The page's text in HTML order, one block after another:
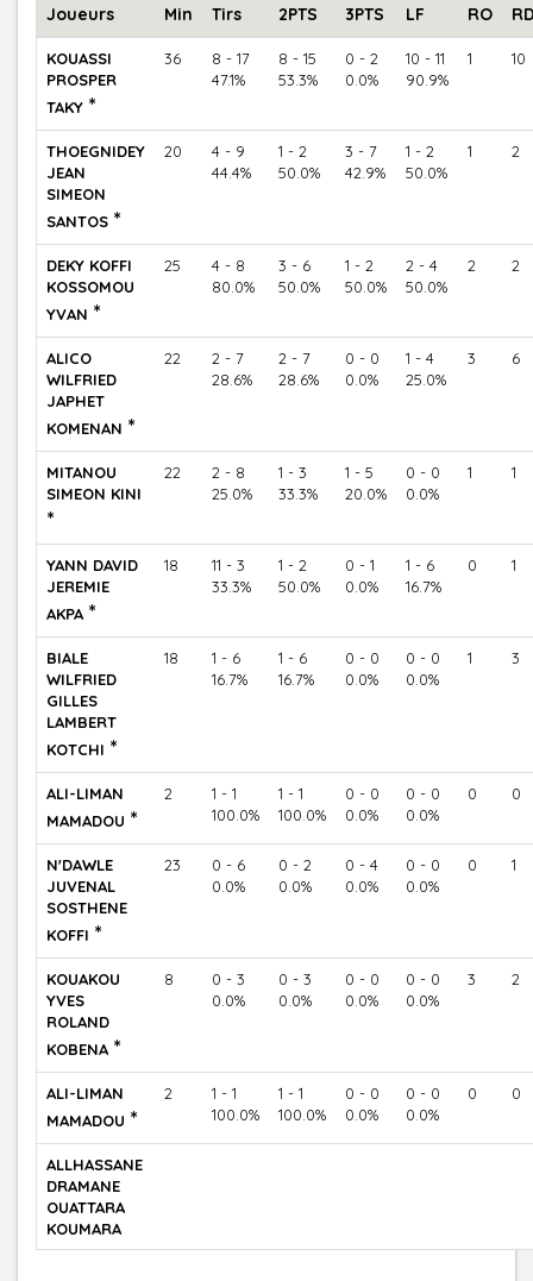
Joueurs Min Tirs 2PTS 3PTS LF RO
KOUASSI
PROSPER
TAKY *
36
8 - 17
47.1%
8 - 15
53.3%
0 - 2
0.0%
10 - 11
90.9%
1 10
THOEGNIDEY
JEAN
SIMEON
SANTOS *
20
4 - 9
44.4%
1 - 2
50.0%
3 - 7
42.9%
1 - 2
50.0%
1 2
DEKY KOFFI
KOSSOMOU
YVAN *
25
4 - 8
80.0%
3 - 6
50.0%
1 - 2
50.0%
2 - 4
50.0%
2 2
ALICO
WILFRIED
JAPHET
KOMENAN *
22
2 - 7
28.6%
2 - 7
28.6%
0 - 0
0.0%
1 - 4
25.0%
3 6
MITANOU
SIMEON KINI
*
22
2 - 8
25.0%
1 - 3
33.3%
1 - 5
20.0%
0 - 0
0.0%
1 1
YANN DAVID
JEREMIE
AKPA *
18
11 - 3
33.3%
1 - 2
50.0%
0 - 1
0.0%
1 - 6
16.7%
0 1
BIALE
WILFRIED
GILLES
LAMBERT
KOTCHI *
18
1 - 6
16.7%
1 - 6
16.7%
0 - 0
0.0%
0 - 0
0.0%
1 3
ALI-LIMAN
MAMADOU *
2
1 - 1
100.0%
1 - 1
100.0%
0 - 0
0.0%
0 - 0
0.0%
0 0
N'DAWLE
JUVENAL
SOSTHENE
KOFFI *
23
0 - 6
0.0%
0 - 2
0.0%
0 - 4
0.0%
0 - 0
0.0%
0 1
KOUAKOU
YVES
ROLAND
KOBENA *
8
0 - 3
0.0%
0 - 3
0.0%
0 - 0
0.0%
0 - 0
0.0%
3 2
ALI-LIMAN
MAMADOU *
2
1 - 1
100.0%
1 - 1
100.0%
0 - 0
0.0%
0 - 0
0.0%
0 0
ALLHASSANE
DRAMANE
OUATTARA
KOUMARA